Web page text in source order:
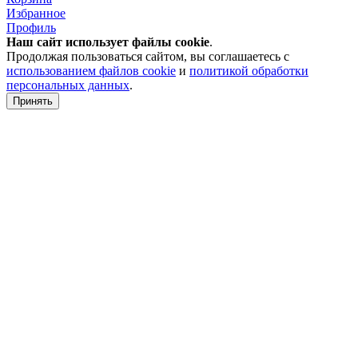
Избранное
Профиль
Наш сайт использует файлы cookie.
Продолжая пользоваться сайтом, вы соглашаетесь с
использованием файлов cookie и политикой обработки
персональных данных.
Принять